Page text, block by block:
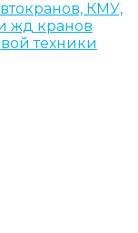
КМУ,
жд кранов
техники